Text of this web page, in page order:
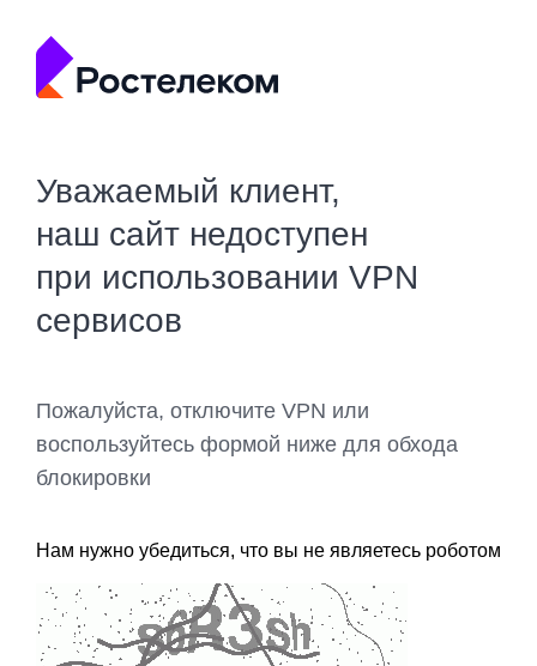
Уважаемый клиент,
наш сайт недоступен
при использовании VPN
сервисов
Пожалуйста, отключите VPN или
воспользуйтесь формой ниже для обхода
блокировки
Нам нужно убедиться, что вы не являетесь роботом